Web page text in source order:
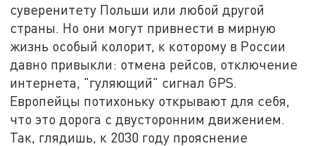
суверенитету Польши или любой другой
страны. Но они могут привнести в мирную
жизнь особый колорит, к которому в России
давно привыкли: отмена рейсов, отключение
интернета, "гуляющий" сигнал GPS.
Европейцы потихоньку открывают для себя,
что это дорога с двусторонним движением.
Так, глядишь, к 2030 году прояснение